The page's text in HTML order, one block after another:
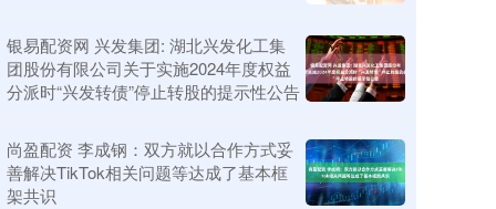
银易配资网 兴发集团: 湖北兴发化工集
团股份有限公司关于实施2024年度权益
分派时“兴发转债”停止转股的提示性公告
尚盈配资 李成钢：双方就以合作方式妥
善解决TikTok相关问题等达成了基本框
架共识